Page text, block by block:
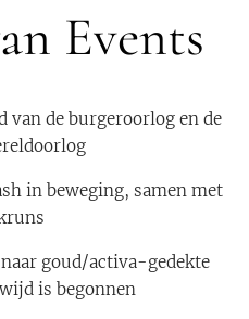
Events
van de burgeroorlog en de
in beweging, samen met
goud/activa-gedekte
is begonnen